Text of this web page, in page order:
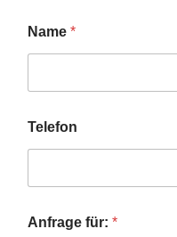
Name *
Telefon
Anfrage für: *